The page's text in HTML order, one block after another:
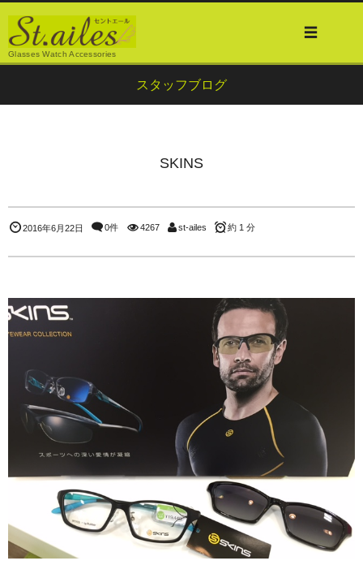
Glasses Watch Accessories
スタッフブログ
SKINS
2016年6月22日 0件 4267 st-ailes 約 1 分